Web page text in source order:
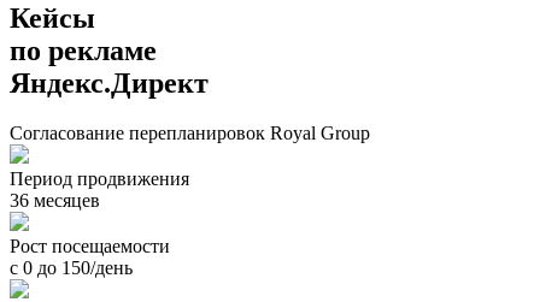
Кейсы
по рекламе
Яндекс.Директ
Согласование перепланировок Royal Group
Период продвижения
36 месяцев
Рост посещаемости
с 0 до 150/день